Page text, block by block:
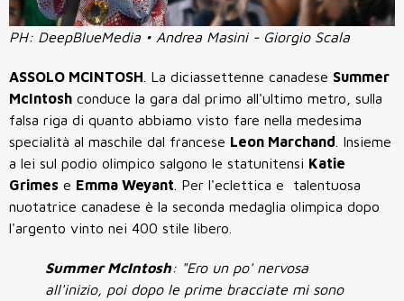
PH: DeepBlueMedia • Andrea Masini - Giorgio Scala
ASSOLO MCINTOSH . La diciassettenne canadese Summer
McIntosh conduce la gara dal primo all'ultimo metro, sulla
falsa riga di quanto abbiamo visto fare nella medesima
specialità al maschile dal francese Leon Marchand . Insieme
a lei sul podio olimpico salgono le statunitensi Katie
Grimes e Emma Weyant . Per l'eclettica e talentuosa
nuotatrice canadese è la seconda medaglia olimpica dopo
l'argento vinto nei 400 stile libero.
Summer McIntosh: "Ero un po' nervosa
all'inizio, poi dopo le prime bracciate mi sono